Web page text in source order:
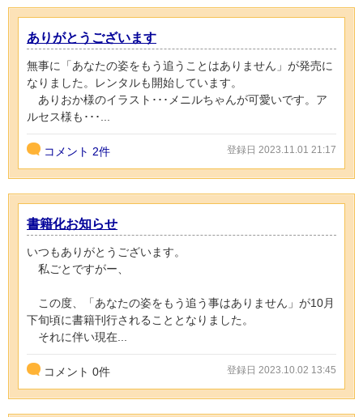
ありがとうございます
無事に「あなたの姿をもう追うことはありません」が発売に
なりました。レンタルも開始しています。
ありおか様のイラスト･･･メニルちゃんが可愛いです。ア
ルセス様も･･･...
コメント 2件 登録日 2023.11.01 21:17
書籍化お知らせ
いつもありがとうございます。
私ごとですがー、
この度、「あなたの姿をもう追う事はありません」が10月
下旬頃に書籍刊行されることとなりました。
それに伴い現在...
コメント 0件 登録日 2023.10.02 13:45